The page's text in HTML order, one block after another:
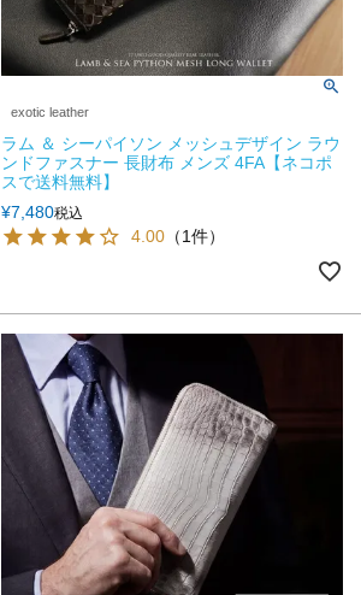
exotic leather
ラム ＆ シーパイソン メッシュデザイン ラウ
ンドファスナー 長財布 メンズ 4FA【ネコポ
スで送料無料】
¥7,480税込
4.00 （1件）